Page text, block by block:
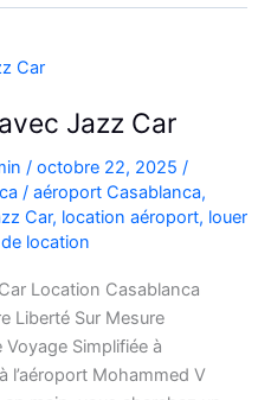
Jazz Car
/ octobre 22, 2025 /
/ aéroport Casablanca,
Car, location aéroport, louer
location
Location Casablanca
Liberté Sur Mesure
Simplifiée à
l’aéroport Mohammed V